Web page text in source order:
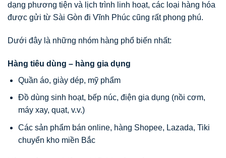
dạng phương tiện và lịch trình linh hoạt, các loại hàng hóa
được gửi từ Sài Gòn đi Vĩnh Phúc cũng rất phong phú.
Dưới đây là những nhóm hàng phổ biến nhất:
Hàng tiêu dùng – hàng gia dụng
Quần áo, giày dép, mỹ phẩm
Đồ dùng sinh hoạt, bếp núc, điện gia dụng (nồi cơm,
máy xay, quạt, v.v.)
Các sản phẩm bán online, hàng Shopee, Lazada, Tiki
chuyển kho miền Bắc